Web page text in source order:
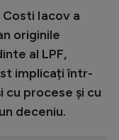
Iacov a
originile
al LPF,
implicați într-
cu procese și cu
deceniu.